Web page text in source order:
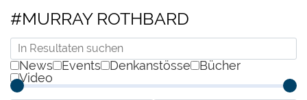
#MURRAY ROTHBARD
News Events Denkanstösse
Bücher
Video